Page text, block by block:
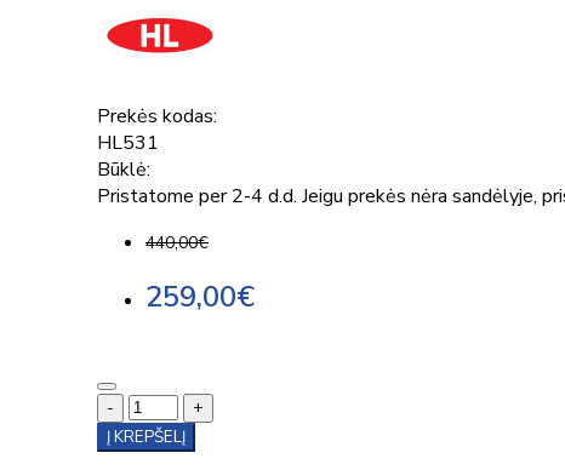
Prekės kodas:
HL531
Būklė:
Pristatome per 2-4 d.d. Jeigu prekės nėra sandėlyje,
440,00€
259,00€
-
+
Į KREPŠELĮ